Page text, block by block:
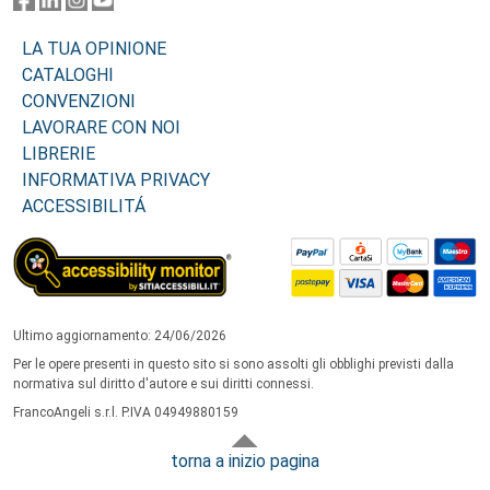
LA TUA OPINIONE
CATALOGHI
CONVENZIONI
LAVORARE CON NOI
LIBRERIE
INFORMATIVA PRIVACY
ACCESSIBILITÁ
Ultimo aggiornamento: 24/06/2026
Per le opere presenti in questo sito si sono assolti gli obblighi previsti dalla
normativa sul diritto d'autore e sui diritti connessi.
FrancoAngeli s.r.l. P.IVA 04949880159
torna a inizio pagina